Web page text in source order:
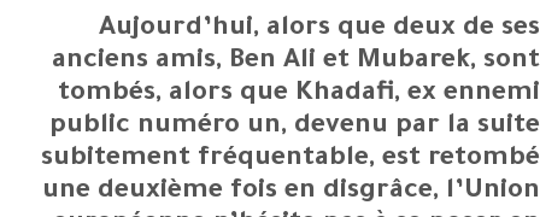
Aujourd’hui, alors que deux de ses
anciens amis, Ben Ali et Mubarek, sont
tombés, alors que Khadafi, ex ennemi
public numéro un, devenu par la suite
subitement fréquentable, est retombé
une deuxième fois en disgrâce, l’Union